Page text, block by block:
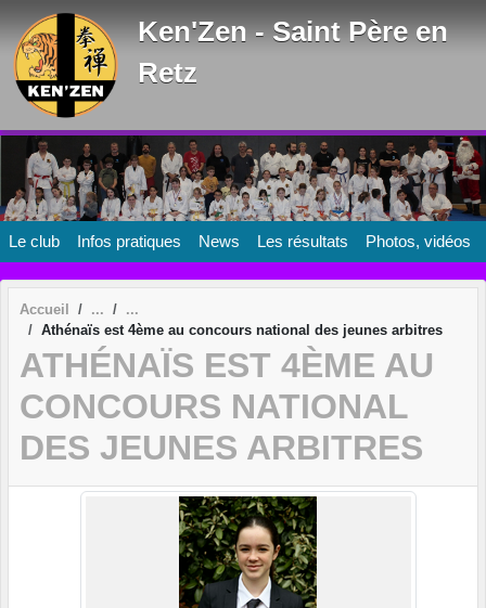
Ken'Zen - Saint Père en
Retz
Le club Infos pratiques News Les résultats Photos, vidéos
Accueil
Athénaïs est 4ème au concours national des jeunes arbitres
ATHÉNAÏS EST 4ÈME AU
CONCOURS NATIONAL
DES JEUNES ARBITRES
Panneau de gestion des cookies